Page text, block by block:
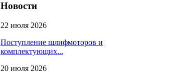
Новости
22 июля 2026
Поступление шлифмоторов и
комплектующих...
20 июля 2026